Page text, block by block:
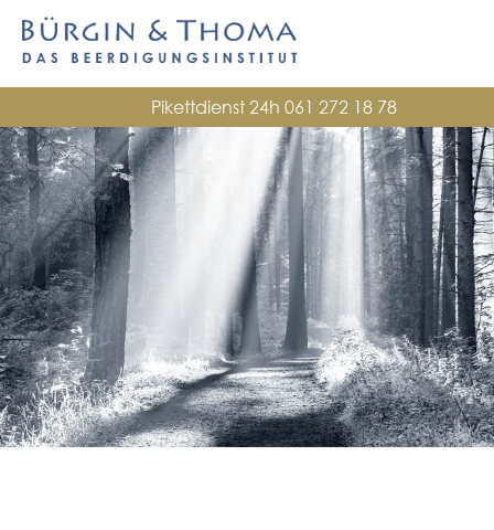
Pikettdienst 24h 061 272 18 78